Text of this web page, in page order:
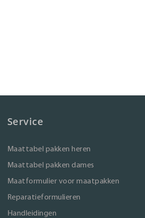
Service
Maattabel pakken heren
Maattabel pakken dames
Maatformulier voor maatpakken
Reparatieformulieren
Handleidingen